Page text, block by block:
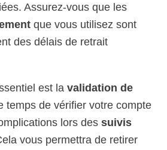
Assurez-vous que les
que vous utilisez sont
des délais de retrait
est la validation de
temps de vérifier votre compte
lors des suivis
vous permettra de retirer